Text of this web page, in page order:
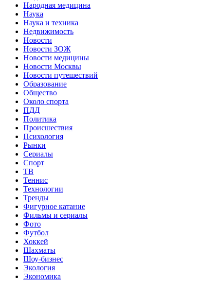
Народная медицина
Наука
Наука и техника
Недвижимость
Новости
Новости ЗОЖ
Новости медицины
Новости Москвы
Новости путешествий
Образование
Общество
Около спорта
ПДД
Политика
Происшествия
Психология
Рынки
Сериалы
Спорт
ТВ
Теннис
Технологии
Тренды
Фигурное катание
Фильмы и сериалы
Фото
Футбол
Хоккей
Шахматы
Шоу-бизнес
Экология
Экономика